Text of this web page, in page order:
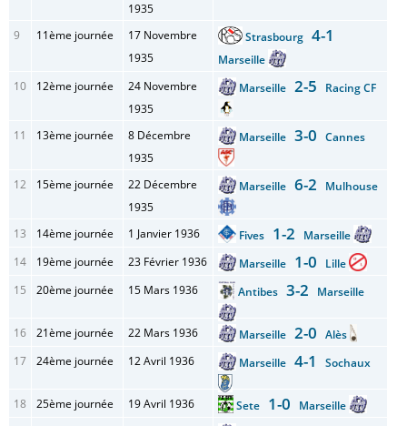
1935
9 11ème journée
17 Novembre
1935
Strasbourg 4-1
Marseille
10
12ème journée
24 Novembre
1935
Marseille 2-5 Racing CF
11 13ème journée
8 Décembre
1935
Marseille 3-0 Cannes
12 15ème journée
22 Décembre
1935
Marseille 6-2 Mulhouse
13 14ème journée 1 Janvier 1936 Fives 1-2 Marseille
14
19ème journée 23 Février 1936 Marseille 1-0 Lille
15
20ème journée 15 Mars 1936 Antibes3-2 Marseille
16 21ème journée 22 Mars 1936 Marseille 2-0 Alès
17
24ème journée 12 Avril 1936 Marseille 4-1 Sochaux
18 25ème journée 19 Avril 1936 Sete 1-0 Marseille